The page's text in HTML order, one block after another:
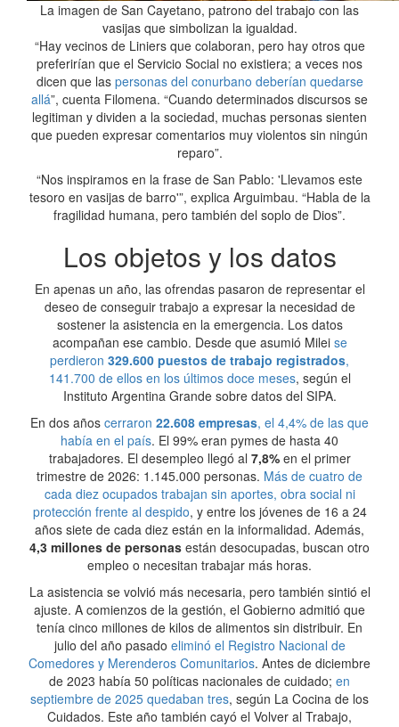
La imagen de San Cayetano, patrono del trabajo con las
vasijas que simbolizan la igualdad.
“Hay vecinos de Liniers que colaboran, pero hay otros que
preferirían que el Servicio Social no existiera; a veces nos
dicen que las personas del conurbano deberían quedarse
allá”, cuenta Filomena. “Cuando determinados discursos se
legitiman y dividen a la sociedad, muchas personas sienten
que pueden expresar comentarios muy violentos sin ningún
reparo”.
“Nos inspiramos en la frase de San Pablo: 'Llevamos este
tesoro en vasijas de barro'”, explica Arguimbau. “Habla de la
fragilidad humana, pero también del soplo de Dios”.
Los objetos y los datos
En apenas un año, las ofrendas pasaron de representar el
deseo de conseguir trabajo a expresar la necesidad de
sostener la asistencia en la emergencia. Los datos
acompañan ese cambio. Desde que asumió Milei se
perdieron 329.600 puestos de trabajo registrados,
141.700 de ellos en los últimos doce meses, según el
Instituto Argentina Grande sobre datos del SIPA.
En dos años cerraron 22.608 empresas, el 4,4% de las que
había en el país. El 99% eran pymes de hasta 40
trabajadores. El desempleo llegó al 7,8%en el primer
trimestre de 2026: 1.145.000 personas. Más de cuatro de
cada diez ocupados trabajan sin aportes, obra social ni
protección frente al despido, y entre los jóvenes de 16 a 24
años siete de cada diez están en la informalidad. Además,
4,3 millones de personas están desocupadas, buscan otro
empleo o necesitan trabajar más horas.
La asistencia se volvió más necesaria, pero también sintió el
ajuste. A comienzos de la gestión, el Gobierno admitió que
tenía cinco millones de kilos de alimentos sin distribuir. En
julio del año pasado eliminó el Registro Nacional de
Comedores y Merenderos Comunitarios. Antes de diciembre
de 2023 había 50 políticas nacionales de cuidado; en
septiembre de 2025 quedaban tres, según La Cocina de los
Cuidados. Este año también cayó el Volver al Trabajo,